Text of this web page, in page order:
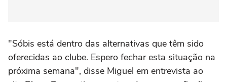
"Sóbis está dentro das alternativas que têm sido
oferecidas ao clube. Espero fechar esta situação na
próxima semana", disse Miguel em entrevista ao